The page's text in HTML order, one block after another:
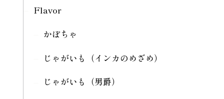
Flavor
かぼちゃ
じゃがいも（インカのめざめ）
じゃがいも（男爵）